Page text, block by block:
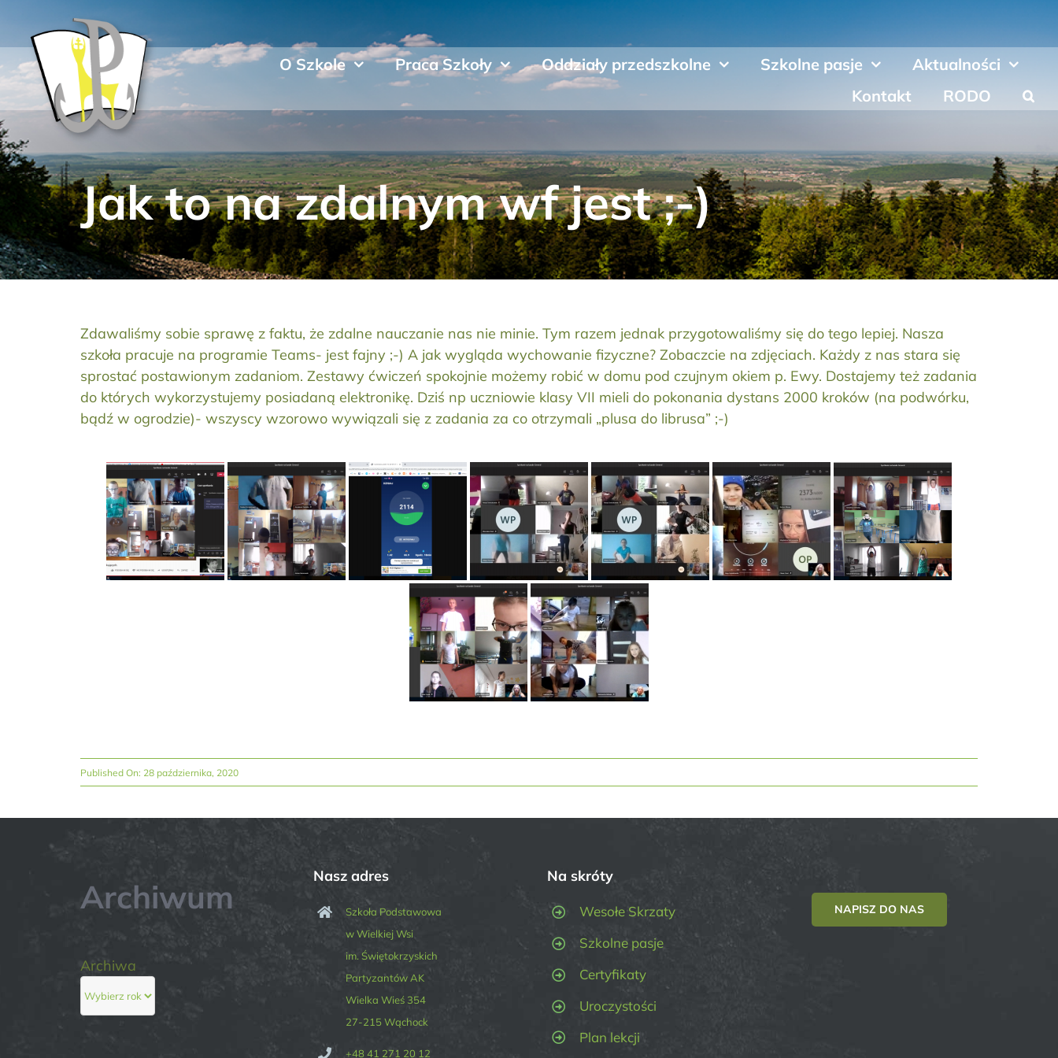
zawartości
O Szkole Praca Szkoły Oddziały przedszkolne Szkolne pasje
Aktualności
Kontakt
RODO
Jak to na zdalnym wf jest ;-)
Zdawaliśmy sobie sprawę z faktu, że zdalne nauczanie nas nie minie. Tym razem jednak przygotowaliśmy się do tego lepiej. Nasza
szkoła pracuje na programie Teams- jest fajny ;-) A jak wygląda wychowanie fizyczne? Zobaczcie na zdjęciach. Każdy z nas stara się
sprostać postawionym zadaniom. Zestawy ćwiczeń spokojnie możemy robić w domu pod czujnym okiem p. Ewy. Dostajemy też zadania
do których wykorzystujemy posiadaną elektronikę. Dziś np uczniowie klasy VII mieli do pokonania dystans 2000 kroków (na podwórku,
bądź w ogrodzie)- wszyscy wzorowo wywiązali się z zadania za co otrzymali „plusa do librusa” ;-)
Published On: 28 października, 2020
Archiwum
Archiwa
Nasz adres
Szkoła Podstawowa
w Wielkiej Wsi
im. Świętokrzyskich
Partyzantów AK
Wielka Wieś 354
27-215 Wąchock
+48 41 271 20 12
Na skróty
Wesołe Skrzaty
Szkolne pasje
Certyfikaty
Uroczystości
Plan lekcji
NAPISZ DO NAS